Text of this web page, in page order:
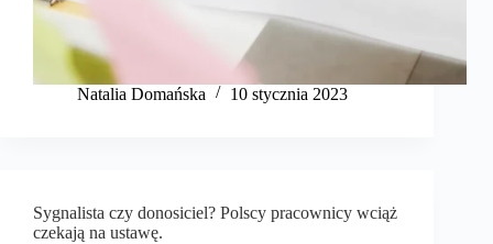
​Natalia Domańska 10 stycznia 2023
Sygnalista czy donosiciel? Polscy pracownicy wciąż
czekają na ustawę.